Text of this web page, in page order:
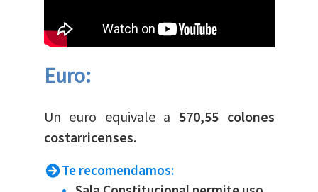
Euro:
​Un euro equivale a 570,55 colones
costarricenses.
Te recomendamos: